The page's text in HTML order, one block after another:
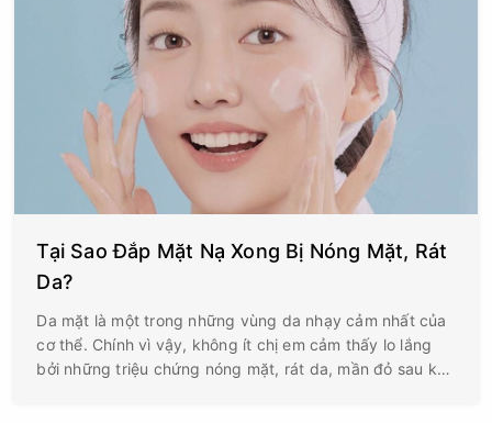
Tại Sao Đắp Mặt Nạ Xong Bị Nóng Mặt, Rát
Da?
Da mặt là một trong những vùng da nhạy cảm nhất của
cơ thể. Chính vì vậy, không ít chị em cảm thấy lo lắng
bởi những triệu chứng nóng mặt, rát da, mần đỏ sau khi